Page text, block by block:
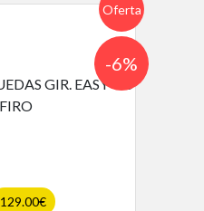
Oferta
129.00€
-6%